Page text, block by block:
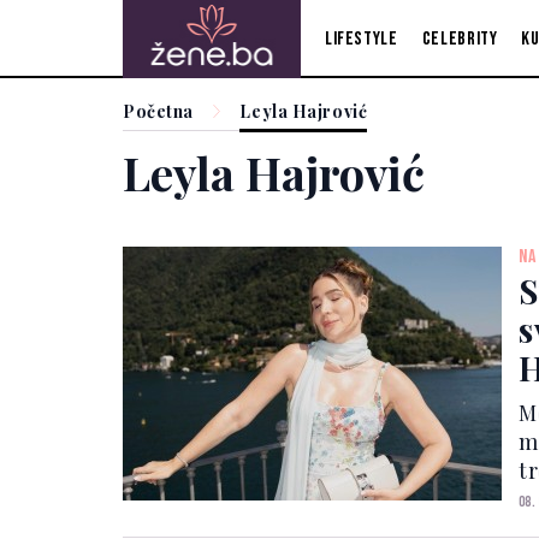
Lifestyle Celebrity
Početna Leyla Hajrović
Leyla Hajrović
08.